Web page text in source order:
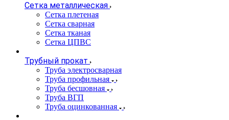
Сетка металлическая
Сетка плетеная
Сетка сварная
Сетка тканая
Сетка ЦПВС
Трубный прокат
Труба электросварная
Труба профильная
Труба бесшовная
Труба ВГП
Труба оцинкованная